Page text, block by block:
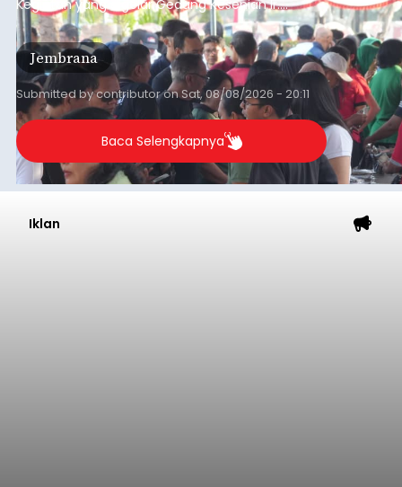
Kegiatan yang digelar Gedung Kesenian Ir.
Soekarno ini memadukan pemberdayaan
ekonomi masyarakat dengan aksi sosial tersebut
mendapat antusiasme tinggi dan mencatat nilai
transaksi mencapai Rp672.733.200.
Jembrana
Submitted bycontributoronSat, 08/08/2026 - 20:11
Baca Selengkapnya
Iklan